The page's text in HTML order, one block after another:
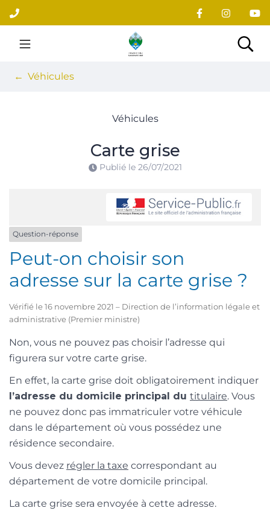
Aller
au
contenu
Site officiel du village
Véhicules
Véhicules
Carte grise
Publié le 26/07/2021
Question-réponse
Peut-on choisir son
adresse sur la carte grise ?
Vérifié le 16 novembre 2021 – Direction de l’information légale et
administrative (Premier ministre)
Non, vous ne pouvez pas choisir l’adresse qui
figurera sur votre carte grise.
En effet, la carte grise doit obligatoirement indiquer
l’adresse du domicile principal du titulaire. Vous
ne pouvez donc pas immatriculer votre véhicule
dans le département où vous possédez une
résidence secondaire.
Vous devez régler la taxe correspondant au
département de votre domicile principal.
La carte grise sera envoyée à cette adresse.